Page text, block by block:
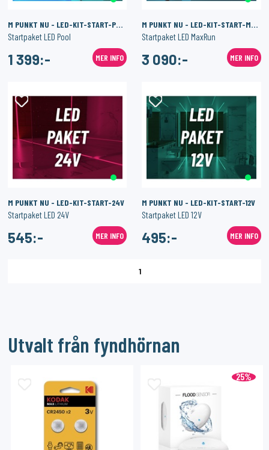
M PUNKT NU - LED-KIT-START-POOL
Startpaket LED Pool
1 399:- MER INFO
M PUNKT NU - LED-KIT-START-MAXRUN
Startpaket LED MaxRun
3 090:- MER INFO
M PUNKT NU - LED-KIT-START-24V
Startpaket LED 24V
545:- MER INFO
M PUNKT NU - LED-KIT-START-12V
Startpaket LED 12V
495:- MER INFO
1
Utvalt från fyndhörnan
25%